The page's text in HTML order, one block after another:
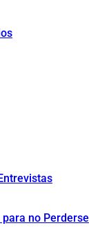
no Perderse